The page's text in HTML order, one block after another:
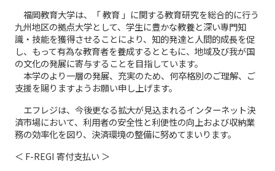
福岡教育大学は、「 教育 」に関する教育研究を総合的に行う
九州地区の拠点大学として、学生に豊かな教養と深い専門知
識・技能を獲得させることにより、知的発達と人間的成長を促
し、もって有為な教育者を養成するとともに、地域及び我が国
の文化の発展に寄与することを目指しています。
本学のより一層の発展、充実のため、何卒格別のご理解、ご
支援を賜りますようお願い申し上げます。
エフレジは、今後更なる拡大が見込まれるインターネット決
済市場において、利用者の安全性と利便性の向上および収納業
務の効率化を図り、決済環境の整備に努めてまいります。
＜ F-REGI 寄付支払い ＞